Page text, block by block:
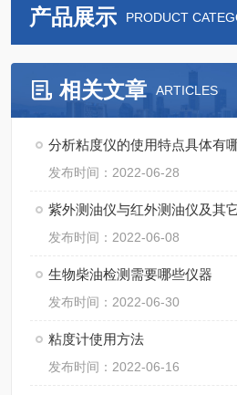
产品展示 PRODUCT
相关文章 ARTICLES
分析粘度仪的使用特点具体有
发布时间：2022-06-28
紫外测油仪与红外测油仪及其
发布时间：2022-06-08
生物柴油检测需要哪些仪器
发布时间：2022-06-30
粘度计使用方法
发布时间：2022-06-16